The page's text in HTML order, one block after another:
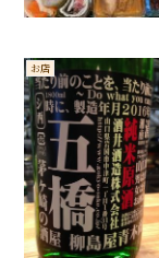
お店